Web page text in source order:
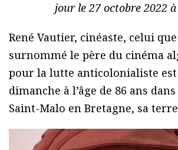
jour le 27 octobre 2022
René Vautier, cinéaste, celui que
surnommé le père du cinéma
pour la lutte anticolonialiste est
dimanche à l’âge de 86 ans
Saint-Malo en Bretagne, sa